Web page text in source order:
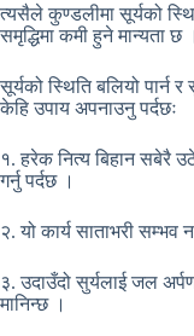
त्यसैले कुण्डलीमा सूर्यको
समृद्धिमा कमी हुने मान्यता छ ।
सूर्यको स्थिति बलियो पार्न
केहि उपाय अपनाउनु पर्दछः
१. हरेक नित्य बिहान सबेरै
गर्नु पर्दछ ।
२. यो कार्य साताभरी सम्भव
३. उदाउँदो सुर्यलाई जल
मानिन्छ ।